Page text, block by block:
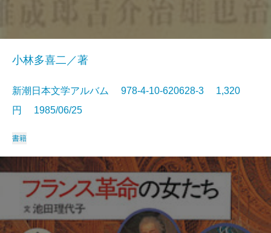
小林多喜二／著
新潮日本文学アルバム 978-4-10-620628-3 1,320
円 1985/06/25
書籍